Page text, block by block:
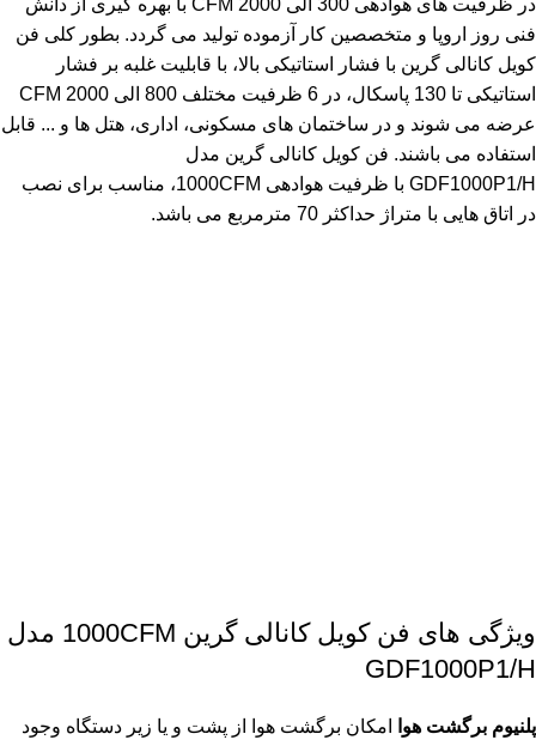
در ظرفیت های هوادهی 300 الی 2000 CFM با بهره گیری از دانش
فنی روز اروپا و متخصصین کار آزموده تولید می گردد. بطور کلی فن
کویل کانالی گرین با فشار استاتیکی بالا، با قابلیت غلبه بر فشار
استاتیکی تا 130 پاسکال، در 6 ظرفیت مختلف 800 الی 2000 CFM
عرضه می شوند و در ساختمان های مسکونی، اداری، هتل ها و ... قابل
استفاده می باشند. فن کویل کانالی گرین مدل
GDF1000P1/H با ظرفیت هوادهی 1000CFM، مناسب برای نصب
در اتاق هایی با متراژ حداکثر 70 مترمربع می باشد.
ویژگی های فن کویل کانالی گرین 1000CFM مدل
GDF1000P1/H
پلنیوم برگشت هوا
امکان برگشت هوا از پشت و یا زیر دستگاه وجود